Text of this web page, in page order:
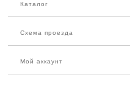
Каталог
Схема проезда
Мой аккаунт